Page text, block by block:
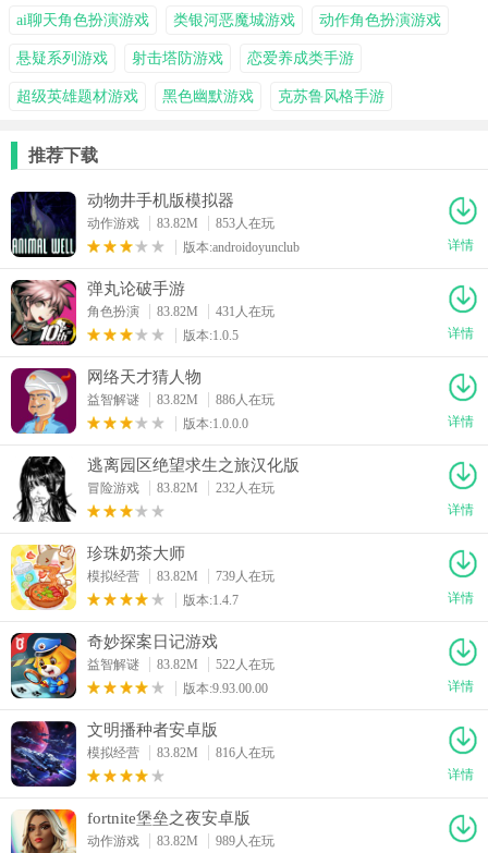
ai聊天角色扮演游戏 类银河恶魔城游戏 动作角色扮演游戏
悬疑系列游戏 射击塔防游戏 恋爱养成类手游
超级英雄题材游戏 黑色幽默游戏 克苏鲁风格手游
推荐下载
动物井手机版模拟器
动作游戏 83.82M
853人在玩
版本:androidoyunclub
详情
弹丸论破手游
角色扮演 83.82M
431人在玩
版本:1.0.5
详情
网络天才猜人物
益智解谜 83.82M
886人在玩
版本:1.0.0.0
详情
逃离园区绝望求生之旅汉化版
冒险游戏 83.82M
232人在玩
详情
珍珠奶茶大师
模拟经营 83.82M
739人在玩
版本:1.4.7
详情
奇妙探案日记游戏
益智解谜 83.82M
522人在玩
版本:9.93.00.00
详情
文明播种者安卓版
模拟经营 83.82M
816人在玩
详情
fortnite堡垒之夜安卓版
动作游戏 83.82M 989人在玩